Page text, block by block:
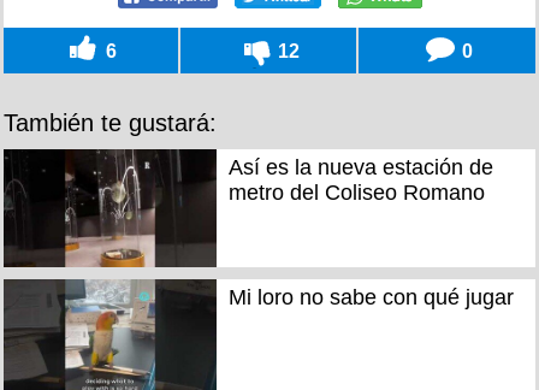
6 12 0
También te gustará:
Así es la nueva estación de
metro del Coliseo Romano
Mi loro no sabe con qué jugar